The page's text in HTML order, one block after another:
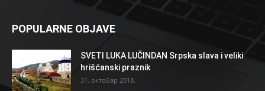
POPULARNE OBJAVE
SVETI LUKA LUČINDAN Srpska slava i veliki
hrišćanski praznik
31. октобар 2018.